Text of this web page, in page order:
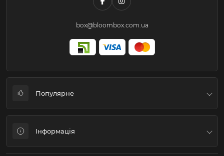
box@bloombox.com.ua
Популярне
Подарункові пакети-Переноски-Аквабокси
Інформація